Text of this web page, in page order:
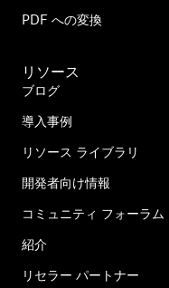
PDF への変換
リソース
ブログ
導入事例
リソース ライブラリ
開発者向け情報
コミュニティ フォーラム
紹介
リセラー パートナー